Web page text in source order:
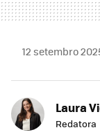
12 setembro
Laura
Redatora